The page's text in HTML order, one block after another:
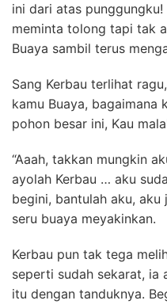
ini dari atas
meminta tolong tapi tak
Buaya sambil terus
Sang Kerbau terlihat
kamu Buaya, bagaimana
pohon besar ini, Kau
“Aaah, takkan mungkin
ayolah Kerbau … aku
begini, bantulah aku, aku
seru buaya meyakinkan.
Kerbau pun tak tega
seperti sudah sekarat, ia
itu dengan tanduknya.